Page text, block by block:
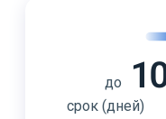
до
срок (дней)